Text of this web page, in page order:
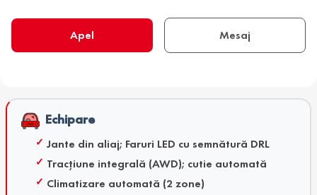
Apel Mesaj
Echipare
Jante din aliaj; Faruri LED cu semnătură DRL
Tracțiune integrală (AWD); cutie automată
Climatizare automată (2 zone)